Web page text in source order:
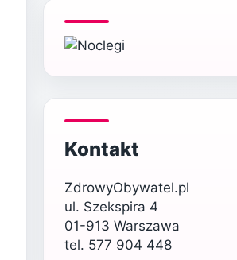
Kontakt
ZdrowyObywatel.pl
ul. Szekspira 4
01-913 Warszawa
tel. 577 904 448